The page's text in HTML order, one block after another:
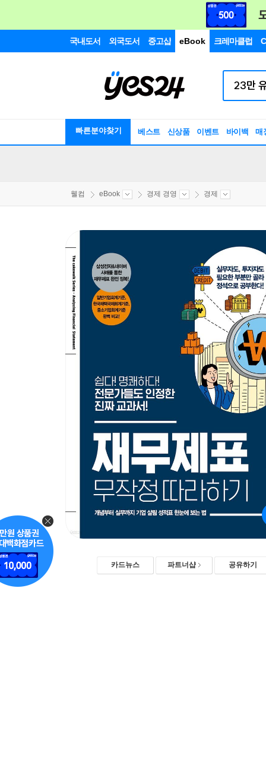
국내도서 외국도서 중고샵 eBook 크레마클럽
빠른분야찾기 베스트 신상품 이벤트 바이백 매
웰컴 eBook 경제 경영 경제
카드뉴스 파트너샵 공유하기